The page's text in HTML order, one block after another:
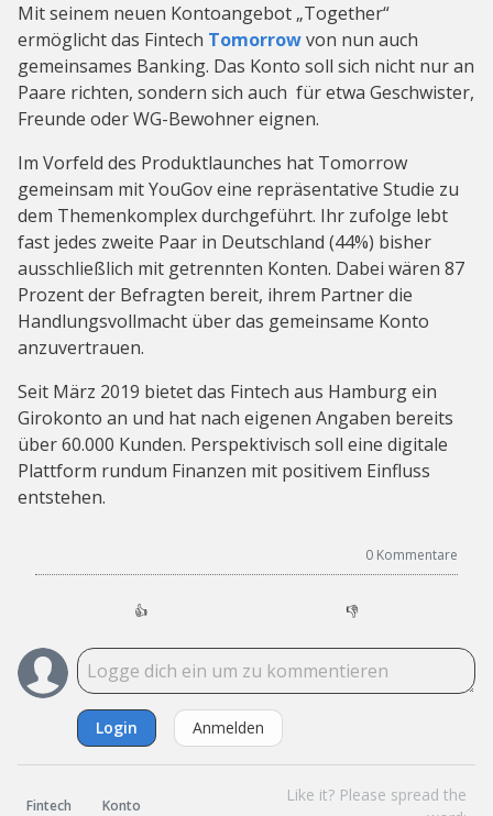
Mit seinem neuen Kontoangebot „Together“
ermöglicht das Fintech Tomorrowvon nun auch
gemeinsames Banking. Das Konto soll sich nicht nur an
Paare richten, sondern sich auch für etwa Geschwister,
Freunde oder WG-Bewohner eignen.
Im Vorfeld des Produktlaunches hat Tomorrow
gemeinsam mit YouGov eine repräsentative Studie zu
dem Themenkomplex durchgeführt. Ihr zufolge lebt
fast jedes zweite Paar in Deutschland (44%) bisher
ausschließlich mit getrennten Konten. Dabei wären 87
Prozent der Befragten bereit, ihrem Partner die
Handlungsvollmacht über das gemeinsame Konto
anzuvertrauen.
Seit März 2019 bietet das Fintech aus Hamburg ein
Girokonto an und hat nach eigenen Angaben bereits
über 60.000 Kunden. Perspektivisch soll eine digitale
Plattform rundum Finanzen mit positivem Einfluss
entstehen.
0 Kommentare
👍 👎
Login Anmelden
Fintech Konto
Like it? Please spread the